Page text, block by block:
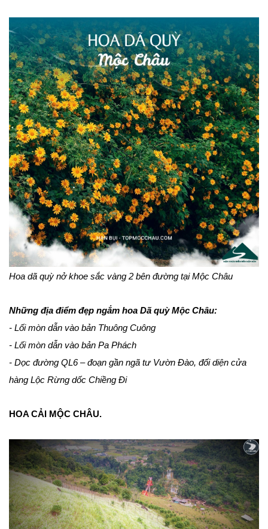
Hoa dã quỳ nở khoe sắc vàng 2 bên đường tại Mộc Châu
Những địa điểm đẹp ngắm hoa Dã quỳ Mộc Châu:
- Lối mòn dẫn vào bản Thuông Cuông
- Lối mòn dẫn vào bản Pa Phách
- Dọc đường QL6 – đoạn gần ngã tư Vườn Đào, đối diện cửa
hàng Lộc Rừng dốc Chiềng Đi
HOA CẢI MỘC CHÂU.